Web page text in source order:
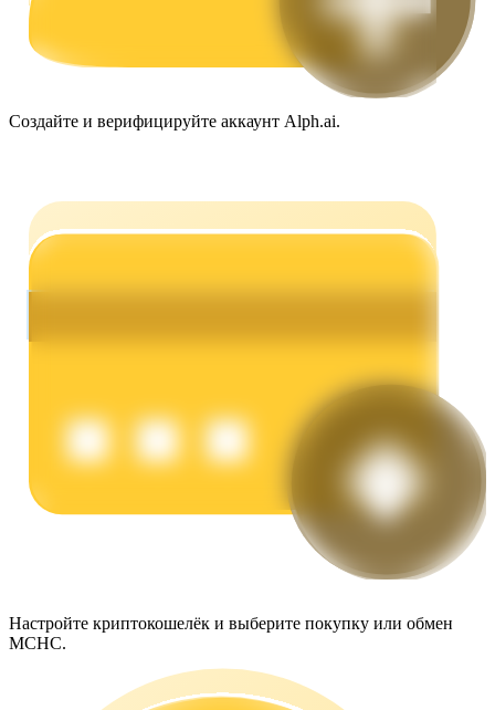
Узнайте, как оставаться прибыльным
Получайте конкурентные награды ежедневно
Создайте и верифицируйте аккаунт Alph.ai.
Настройте криптокошелёк и выберите покупку или обмен
MCHC.